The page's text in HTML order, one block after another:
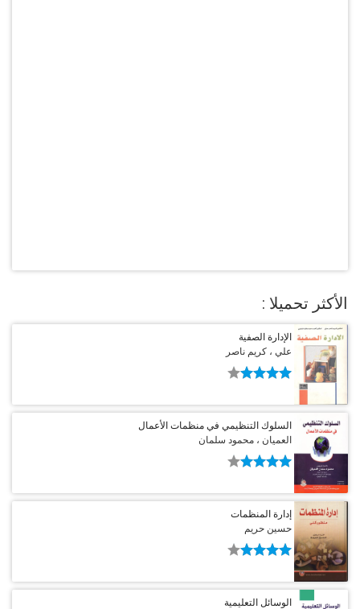
الأكثر تحميلا :
الإدارة الصفية
علي ، كريم ناصر
السلوك التنظيمي في منظمات الأعمال
العميان ، محمود سلمان
إدارة المنظمات
حسين حريم
الوسائل التعليمية